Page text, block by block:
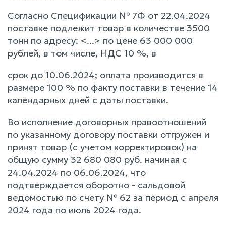
Согласно Спецификации № 7Ф от 22.04.2024
поставке подлежит товар в количестве 3500
тонн по адресу: <...> по цене 63 000 000
рублей, в том числе, НДС 10 %, в
срок до 10.06.2024; оплата производится в
размере 100 % по факту поставки в течение 14
календарных дней с даты поставки.
Во исполнение договорных правоотношений
по указанному договору поставки отгружен и
принят товар (с учетом корректировок) на
общую сумму 32 680 080 руб. начиная с
24.04.2024 по 06.06.2024, что
подтверждается оборотно - сальдовой
ведомостью по счету № 62 за период с апреля
2024 года по июль 2024 года.